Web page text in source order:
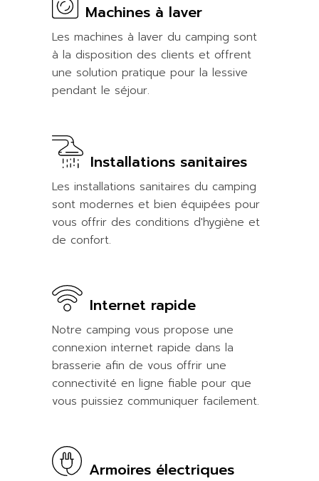
Machines à laver
Les machines à laver du camping sont
à la disposition des clients et offrent
une solution pratique pour la lessive
pendant le séjour.
Installations sanitaires
Les installations sanitaires du camping
sont modernes et bien équipées pour
vous offrir des conditions d'hygiène et
de confort.
Internet rapide
Notre camping vous propose une
connexion internet rapide dans la
brasserie afin de vous offrir une
connectivité en ligne fiable pour que
vous puissiez communiquer facilement.
Armoires électriques